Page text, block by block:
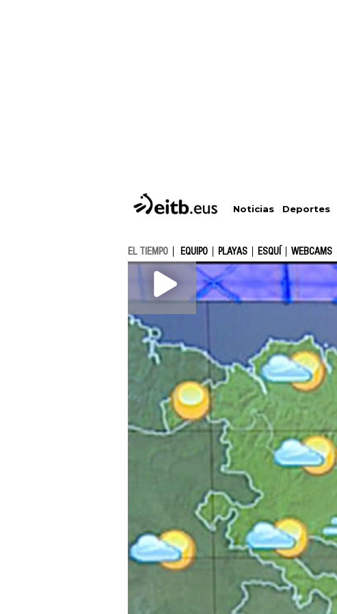
Noticias Deportes
EL TIEMPO EQUIPO PLAYAS ESQUÍ WEBCAMS